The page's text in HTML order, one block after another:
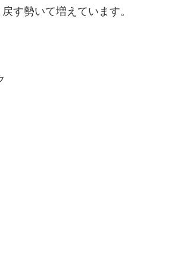
す勢いて増えています。